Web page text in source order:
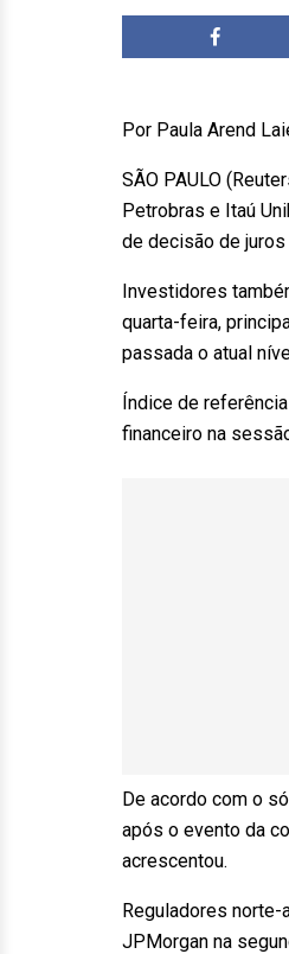
Por Paula Arend
SÃO PAULO
Petrobras e Itaú
de decisão de
Investidores
quarta-feira,
passada o atual
Índice de
financeiro na
De acordo com o
após o evento da
acrescentou.
Reguladores
JPMorgan na